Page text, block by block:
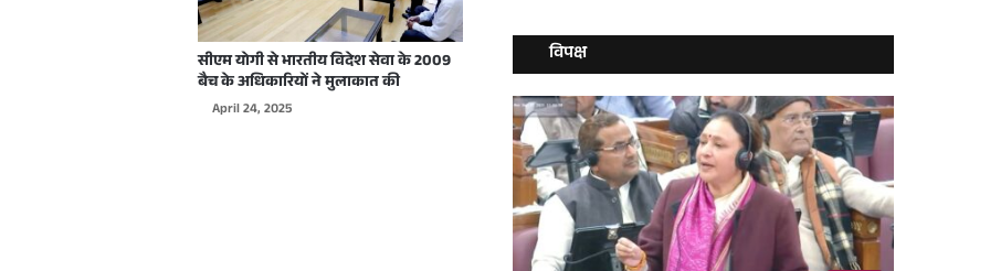
दिल्ली में WJAI द्वारा आयोजित होने वाले कार्यक्रम के लिए उत्तर प्रदेश के मुख्यमंत्री योगी आदित्यनाथ को दिया गया आमंत्रण
सीएम योगी से भारतीय विदेश सेवा के 2009
बैच के अधिकारियों ने मुलाकात की
April 24, 2025
विपक्ष